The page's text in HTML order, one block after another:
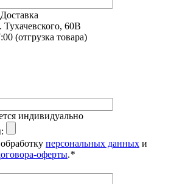
Доставка
Тухачевского, 60В
(отгрузка товара)
индивидуально
персональных данных и
оферты.*